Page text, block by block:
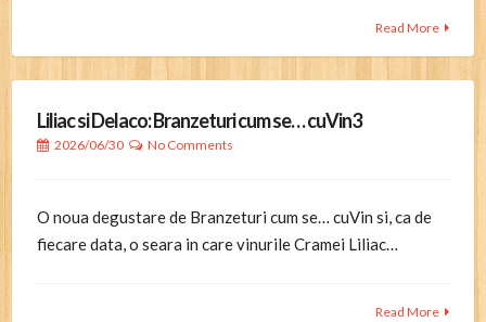
Read More
Liliac si Delaco: Branzeturi cum se… cuVin3
2026/06/30 No Comments
O noua degustare de Branzeturi cum se… cuVin si, ca de
fiecare data, o seara in care vinurile Cramei Liliac…
Read More